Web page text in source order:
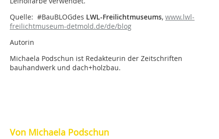
Quelle: #BauBLOGdes LWL-Freilichtmuseums, www.lwl-
freilichtmuseum-detmold.de/de/blog
Autorin
Michaela Podschun ist Redakteurin der Zeitschriften
bauhandwerk und dach+holzbau.
Von Michaela Podschun